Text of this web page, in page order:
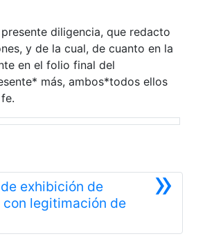
diligencia, que redacto
y de la cual, de cuanto en la
en el folio final del
más, ambos*todos ellos
»
exhibición de
legitimación de